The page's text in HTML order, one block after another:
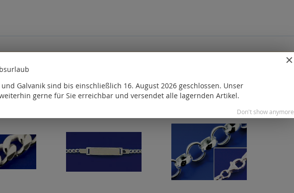
kauften auch
Galvanik sind bis einschließlich 16. August 2026 geschlossen. Unser
gerne für Sie erreichbar und versendet alle lagernden Artikel.
Don't show anymore